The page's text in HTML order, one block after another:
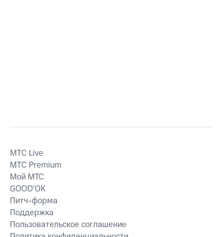
MTС Live
MTС Premium
Мой МТС
GOOD’OK
Питч-форма
Поддержка
Пользовательское соглашение